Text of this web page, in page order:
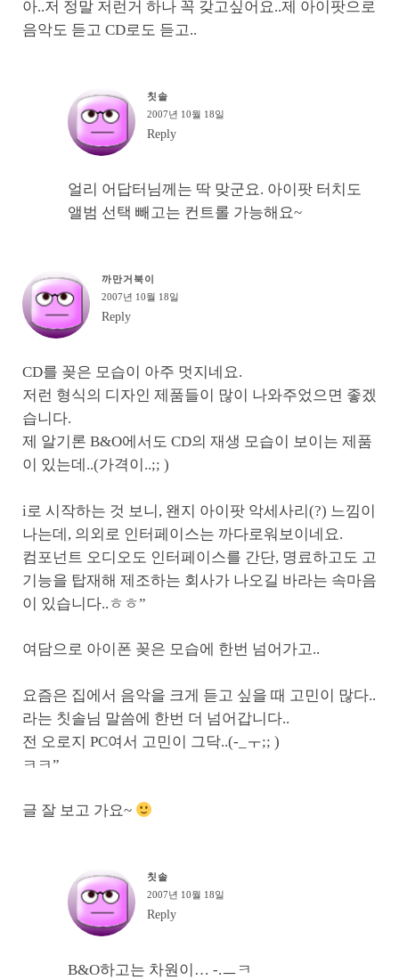
아..저 정말 저런거 하나 꼭 갖고싶어요..제 아이팟으로
음악도 듣고 CD로도 듣고..
칫솔
2007년 10월 18일
Reply
얼리 어답터님께는 딱 맞군요. 아이팟 터치도
앨범 선택 빼고는 컨트롤 가능해요~
까만거북이
2007년 10월 18일
Reply
CD를 꽂은 모습이 아주 멋지네요.
저런 형식의 디자인 제품들이 많이 나와주었으면 좋겠
습니다.
제 알기론 B&O에서도 CD의 재생 모습이 보이는 제품
이 있는데..(가격이..;; )
i로 시작하는 것 보니, 왠지 아이팟 악세사리(?) 느낌이
나는데, 의외로 인터페이스는 까다로워보이네요.
컴포넌트 오디오도 인터페이스를 간단, 명료하고도 고
기능을 탑재해 제조하는 회사가 나오길 바라는 속마음
이 있습니다..ㅎㅎ”
여담으로 아이폰 꽂은 모습에 한번 넘어가고..
요즘은 집에서 음악을 크게 듣고 싶을 때 고민이 많다..
라는 칫솔님 말씀에 한번 더 넘어갑니다..
전 오로지 PC여서 고민이 그닥..(-_ㅜ;; )
ㅋㅋ”
글 잘 보고 가요~
칫솔
2007년 10월 18일
Reply
B&O하고는 차원이… -.ㅡㅋ